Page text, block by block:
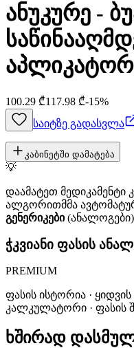
ანუკურე -
100.29 ₾117.98 ₾-15%
საიტზე გადასვლა
კაბინეტში დამატება
💡
დაამატეთ მედიკამენტი
ალგორითმმა
გენერიკები
ჭკვიანი ფასის
PREMIUM
ფასის ისტორია ·
კალკულატორი · ფასის
ხშირად